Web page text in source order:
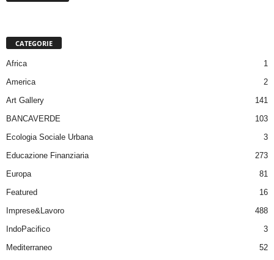
CATEGORIE
Africa
1
America
2
Art Gallery
141
BANCAVERDE
103
Ecologia Sociale Urbana
3
Educazione Finanziaria
273
Europa
81
Featured
16
Imprese&Lavoro
488
IndoPacifico
3
Mediterraneo
52